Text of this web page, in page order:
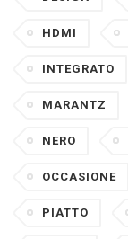
HDMI
INTEGRATO
MARANTZ
NERO
OCCASIONE
PIATTO